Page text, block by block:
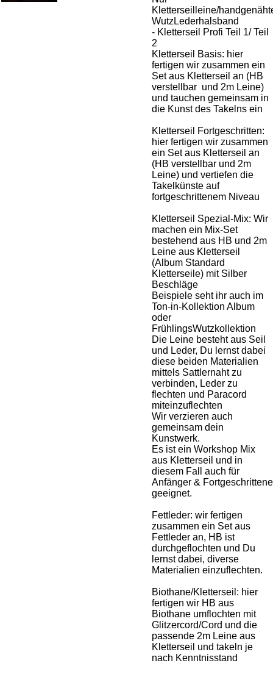
Kletterseilleine/
WutzLederhalsband
- Kletterseil Profi Teil 1/ Teil
2
Kletterseil Basis: hier
fertigen wir zusammen ein
Set aus Kletterseil an (HB
verstellbar und 2m Leine)
und tauchen gemeinsam in
die Kunst des Takelns ein
Kletterseil Fortgeschritten:
hier fertigen wir zusammen
ein Set aus Kletterseil an
(HB verstellbar und 2m
Leine) und vertiefen die
Takelkünste auf
fortgeschrittenem Niveau
Kletterseil Spezial-Mix: Wir
machen ein Mix-Set
bestehend aus HB und 2m
Leine aus Kletterseil
(Album Standard
Kletterseile) mit Silber
Beschläge
Beispiele seht ihr auch im
Ton-in-Kollektion Album
oder
FrühlingsWutzkollektion
Die Leine besteht aus Seil
und Leder, Du lernst dabei
diese beiden Materialien
mittels Sattlernaht zu
verbinden, Leder zu
flechten und Paracord
miteinzuflechten
Wir verzieren auch
gemeinsam dein
Kunstwerk.
Es ist ein Workshop Mix
aus Kletterseil und in
diesem Fall auch für
Anfänger & Fortgeschrittene
geeignet.
Fettleder: wir fertigen
zusammen ein Set aus
Fettleder an, HB ist
durchgeflochten und Du
lernst dabei, diverse
Materialien einzuflechten.
Biothane/Kletterseil: hier
fertigen wir HB aus
Biothane umflochten mit
Glitzercord/Cord und die
passende 2m Leine aus
Kletterseil und takeln je
nach Kenntnisstand